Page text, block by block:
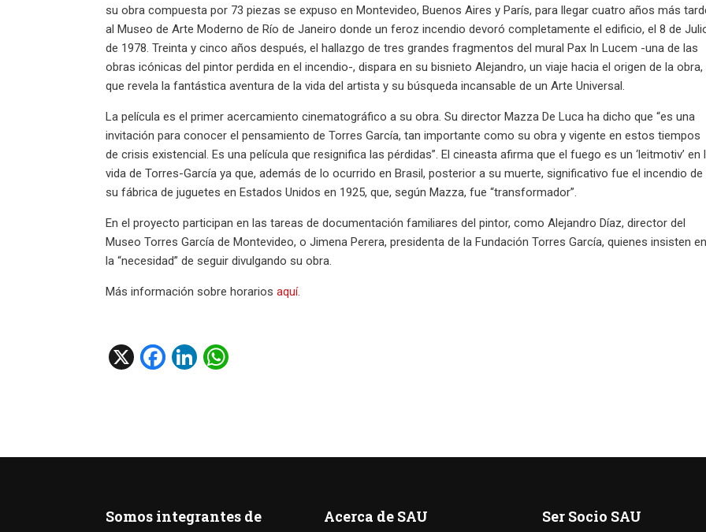
su obra compuesta por 73 piezas se expuso en Montevideo, Buenos Aires y París, para llegar cuatro años más
al Museo de Arte Moderno de Río de Janeiro donde un feroz incendio devoró completamente el edificio, el 8 de
de 1978. Treinta y cinco años después, el hallazgo de tres grandes fragmentos del mural Pax In Lucem -una de las
obras icónicas del pintor perdida en el incendio-, dispara en su bisnieto Alejandro, un viaje hacia el origen de la obra,
que revela la fantástica aventura de la vida del artista y su búsqueda incansable de un Arte Universal.
La película es el primer acercamiento cinematográfico a su obra. Su director Mazza De Luca ha dicho que “es una
invitación para conocer el pensamiento de Torres García, tan importante como su obra y vigente en estos tiempos
de crisis existencial. Es una película que resignifica las pérdidas”. El cineasta afirma que el fuego es un ‘leitmotiv’ en
vida de Torres-García ya que, además de lo ocurrido en Brasil, posterior a su muerte, significativo fue el incendio de
su fábrica de juguetes en Estados Unidos en 1925, que, según Mazza, fue “transformador”.
En el proyecto participan en las tareas de documentación familiares del pintor, como Alejandro Díaz, director del
Museo Torres García de Montevideo, o Jimena Perera, presidenta de la Fundación Torres García, quienes insisten en
la “necesidad” de seguir divulgando su obra.
Más información sobre horariosaquí.
X
F
o
k
Li
n
A
p
Somos integrantes de Acerca de SAU Ser Socio SAU